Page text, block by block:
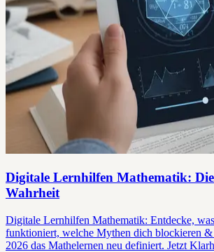
Digitale Lernhilfen Mathematik:
Wahrheit
Digitale Lernhilfen Mathematik: Entdecke,
funktioniert, welche Mythen dich blockieren
2026 das Mathelernen neu definiert. Jetzt